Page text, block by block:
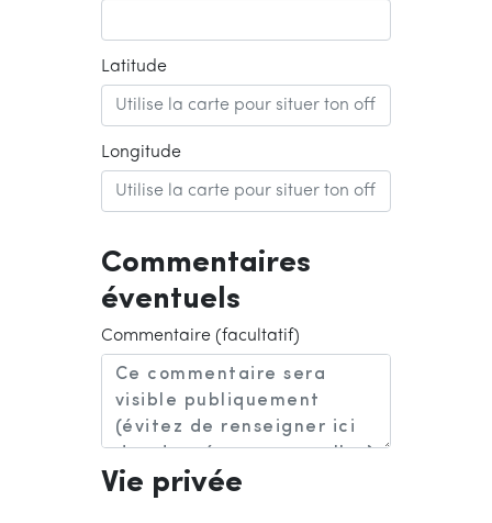
Latitude
Longitude
Commentaires
éventuels
Commentaire (facultatif)
Vie privée